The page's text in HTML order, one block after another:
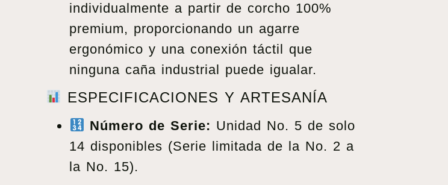
individualmente a partir de corcho 100%
premium, proporcionando un agarre
ergonómico y una conexión táctil que
ninguna caña industrial puede igualar.
ESPECIFICACIONES Y ARTESANÍA
Número de Serie: Unidad No. 5 de solo
14 disponibles (Serie limitada de la No. 2 a
la No. 15).